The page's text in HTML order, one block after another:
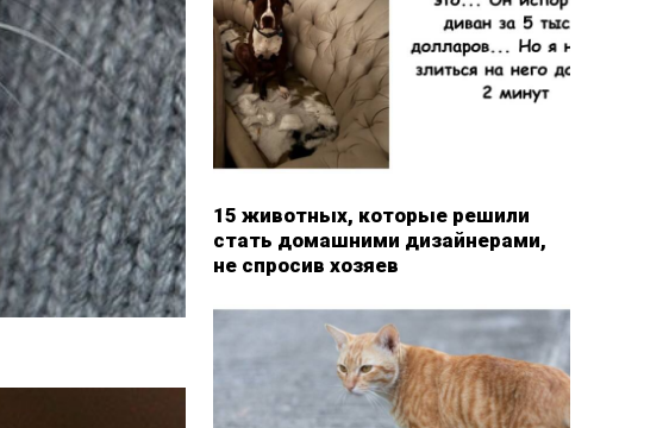
15 животных, которые решили
стать домашними дизайнерами,
не спросив хозяев